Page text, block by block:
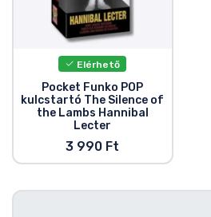
Elérhető
Pocket Funko POP
kulcstartó The Silence of
the Lambs Hannibal
Lecter
3 990 Ft
Filmes cuccok
Mesés cuccok
Animés cuccok
Gamer cuccok